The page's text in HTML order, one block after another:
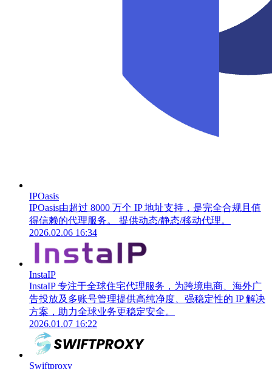
IPOasis
IPOasis由超过 8000 万个 IP 地址支持，是完全合规且值
得信赖的代理服务。 提供动态/静态/移动代理。
2026.02.06 16:34
InstaIP
InstaIP 专注于全球住宅代理服务，为跨境电商、海外广
告投放及多账号管理提供高纯净度、强稳定性的 IP 解决
方案，助力全球业务更稳定安全。
2026.01.07 16:22
Swiftproxy